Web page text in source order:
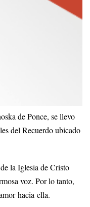
de Ponce, se llevo
del Recuerdo ubicado
la Iglesia de Cristo
voz. Por lo tanto,
hacia ella.